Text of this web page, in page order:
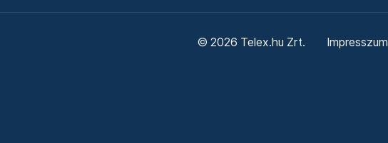
© 2026 Telex.hu Zrt. Impresszum